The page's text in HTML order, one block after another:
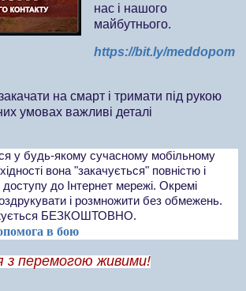
нас і нашого
майбутнього.
https://bit.ly/meddopom
на смарт і тримати під рукою
умовах важливі деталі
у будь-якому сучасному мобільному
вона "закачується" повністю і
до Інтернет мережі. Окремі
і розмножити без обмежень.
БЕЗКОШТОВНО.
в бою
перемогою живими!